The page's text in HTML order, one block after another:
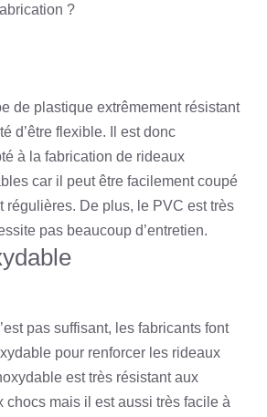
?
de plastique extrêmement résistant
d’être flexible. Il est donc
à la fabrication de rideaux
car il peut être facilement coupé
régulières. De plus, le PVC est très
pas beaucoup d’entretien.
pas suffisant, les fabricants font
pour renforcer les rideaux
est très résistant aux
chocs mais il est aussi très facile à